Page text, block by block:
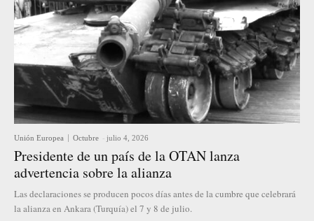
Unión Europea Octubre - julio 4, 2026
Presidente de un país de la OTAN lanza
advertencia sobre la alianza
Las declaraciones se producen pocos días antes de la cumbre que celebrará
la alianza en Ankara (Turquía) el 7 y 8 de julio.